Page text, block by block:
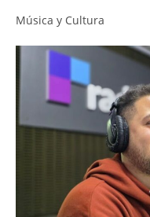
Música y Cultura